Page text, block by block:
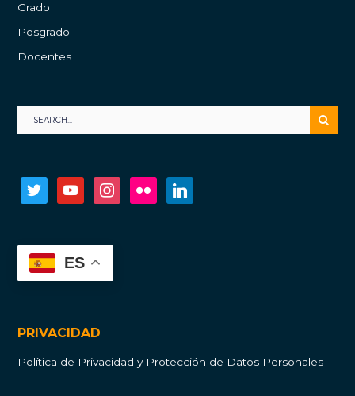
Grado
Posgrado
Docentes
twitter youtube instagramflickr
ES
PRIVACIDAD
Política de Privacidad y Protección de Datos Personales